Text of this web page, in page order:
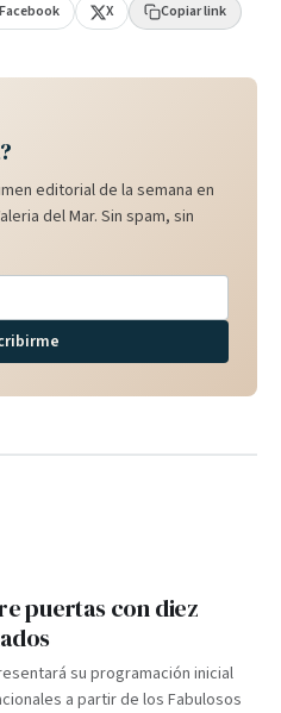
Facebook X Copiar link
editorial de la semana en
del Mar. Sin spam, sin
puertas con diez
su programación inicial
a partir de los Fabulosos